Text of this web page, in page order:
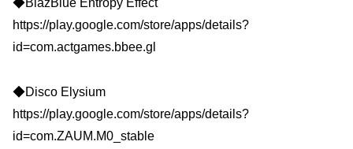
◆BlazBlue Entropy Effect
https://play.google.com/store/apps/details?
id=com.actgames.bbee.gl
◆Disco Elysium
https://play.google.com/store/apps/details?
id=com.ZAUM.M0_stable